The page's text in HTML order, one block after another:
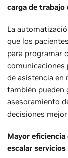
carga de trabajo
La
que los
para programar
comunicaciones
de asistencia en
también pueden
asesoramiento
decisiones
Mayor
escalar servicios